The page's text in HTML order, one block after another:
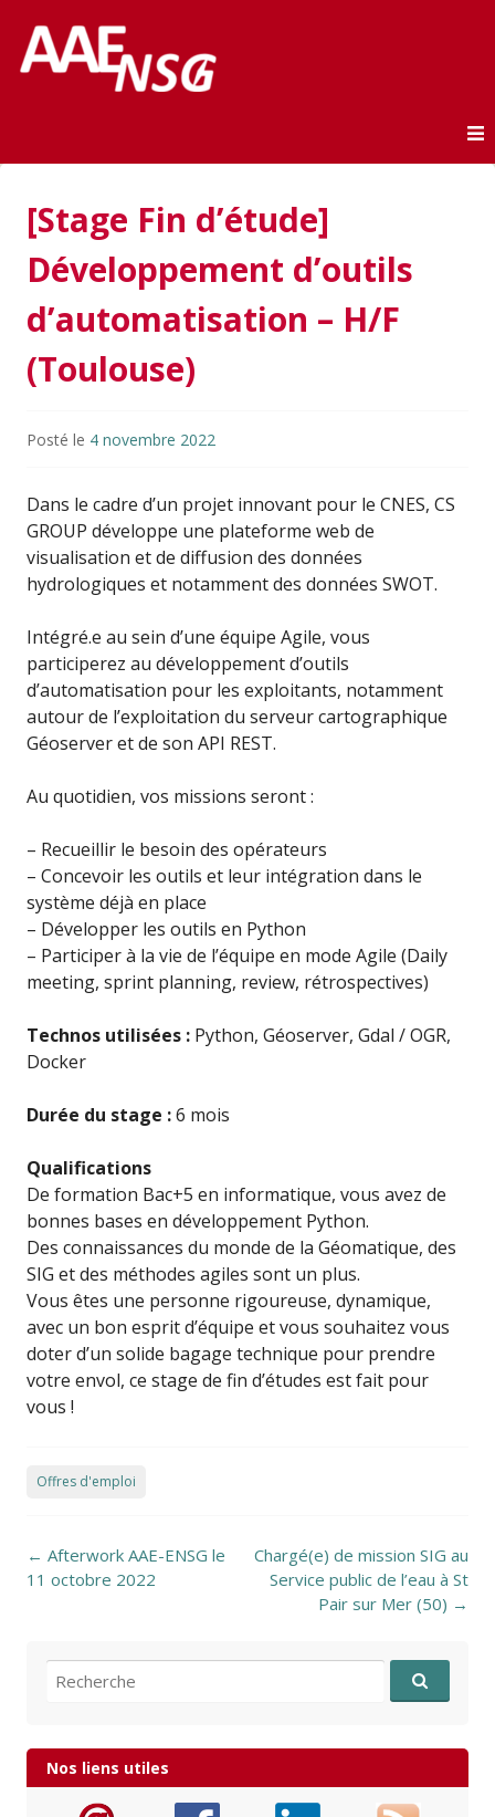
AAE-ENSG
[Stage Fin d’étude]
Développement d’outils
d’automatisation – H/F
(Toulouse)
Posté le 4 novembre 2022
Dans le cadre d’un projet innovant pour le CNES, CS
GROUP développe une plateforme web de
visualisation et de diffusion des données
hydrologiques et notamment des données SWOT.
Intégré.e au sein d’une équipe Agile, vous
participerez au développement d’outils
d’automatisation pour les exploitants, notamment
autour de l’exploitation du serveur cartographique
Géoserver et de son API REST.
Au quotidien, vos missions seront :
– Recueillir le besoin des opérateurs
– Concevoir les outils et leur intégration dans le
système déjà en place
– Développer les outils en Python
– Participer à la vie de l’équipe en mode Agile (Daily
meeting, sprint planning, review, rétrospectives)
Technos utilisées : Python, Géoserver, Gdal / OGR,
Docker
Durée du stage :6 mois
Qualifications
De formation Bac+5 en informatique, vous avez de
bonnes bases en développement Python.
Des connaissances du monde de la Géomatique, des
SIG et des méthodes agiles sont un plus.
Vous êtes une personne rigoureuse, dynamique,
avec un bon esprit d’équipe et vous souhaitez vous
doter d’un solide bagage technique pour prendre
votre envol, ce stage de fin d’études est fait pour
vous !
Offres d'emploi
Post navigation
← Afterwork AAE-ENSG le
11 octobre 2022
Chargé(e) de mission SIG au
Service public de l’eau à St
Pair sur Mer (50) →
Recherche pour:
Nos liens utiles